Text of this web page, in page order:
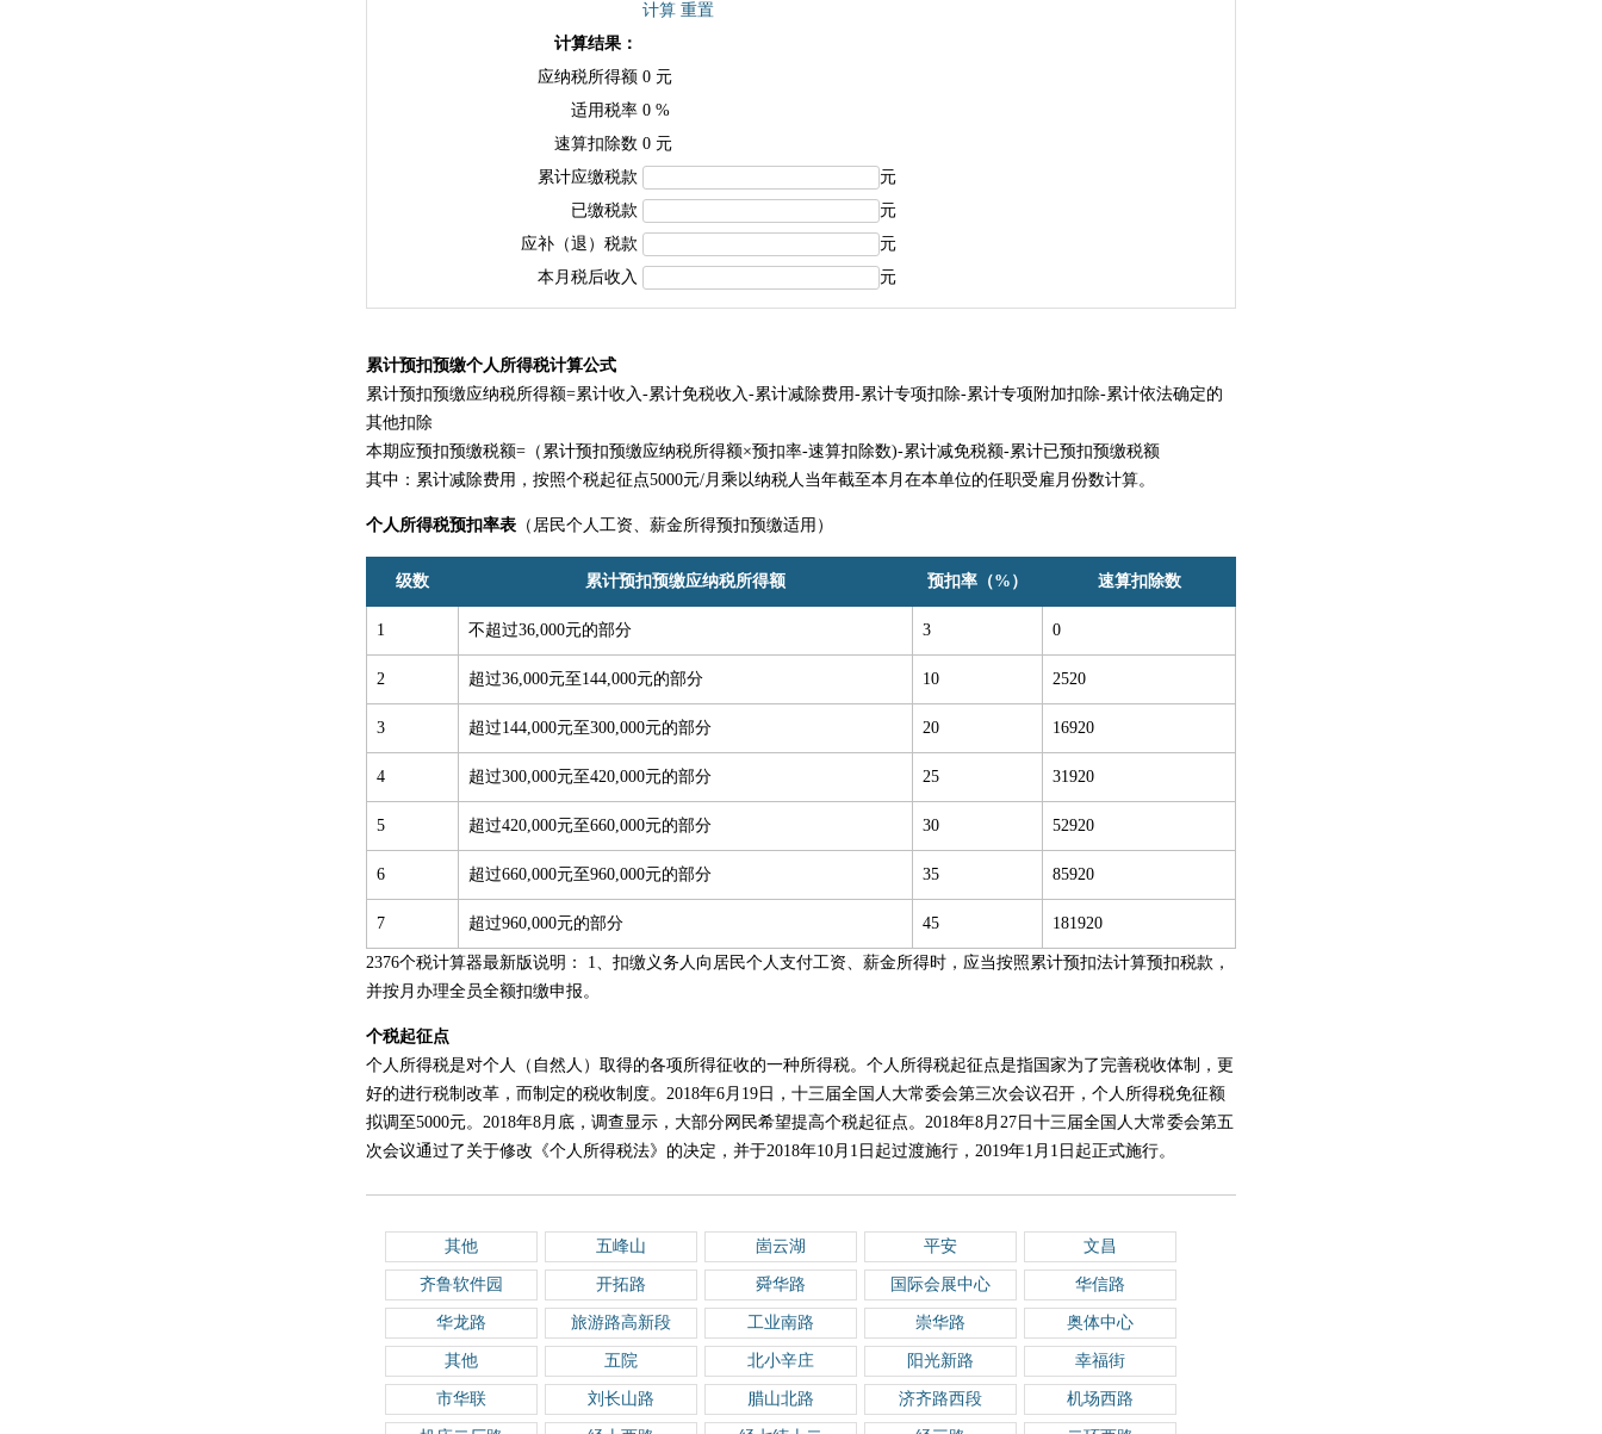
计算 重置
计算结果：
应纳税所得额 0 元
适用税率 0 %
速算扣除数 0 元
累计应缴税款
元
已缴税款
元
应补（退）税款
元
本月税后收入
元
累计预扣预缴个人所得税计算公式
累计预扣预缴应纳税所得额=累计收入-累计免税收入-累计减除费用-累计专项扣除-累计专项附加扣除-累计依法确定的
其他扣除
本期应预扣预缴税额=（累计预扣预缴应纳税所得额×预扣率-速算扣除数)-累计减免税额-累计已预扣预缴税额
其中：累计减除费用，按照个税起征点5000元/月乘以纳税人当年截至本月在本单位的任职受雇月份数计算。
个人所得税预扣率表 （居民个人工资、薪金所得预扣预缴适用）
级数 累计预扣预缴应纳税所得额 预扣率（%） 速算扣除数
1 不超过36,000元的部分 3 0
2 超过36,000元至144,000元的部分 10 2520
3 超过144,000元至300,000元的部分 20 16920
4 超过300,000元至420,000元的部分 25 31920
5 超过420,000元至660,000元的部分 30 52920
6 超过660,000元至960,000元的部分 35 85920
7 超过960,000元的部分 45 181920
2376个税计算器最新版说明： 1、扣缴义务人向居民个人支付工资、薪金所得时，应当按照累计预扣法计算预扣税款，
并按月办理全员全额扣缴申报。
个税起征点
个人所得税是对个人（自然人）取得的各项所得征收的一种所得税。个人所得税起征点是指国家为了完善税收体制，更
好的进行税制改革，而制定的税收制度。2018年6月19日，十三届全国人大常委会第三次会议召开，个人所得税免征额
拟调至5000元。2018年8月底，调查显示，大部分网民希望提高个税起征点。2018年8月27日十三届全国人大常委会第五
次会议通过了关于修改《个人所得税法》的决定，并于2018年10月1日起过渡施行，2019年1月1日起正式施行。
其他 五峰山 崮云湖 平安 文昌
齐鲁软件园 开拓路 舜华路 国际会展中心 华信路
华龙路 旅游路高新段 工业南路 崇华路 奥体中心
其他 五院 北小辛庄 阳光新路 幸福街
市华联 刘长山路 腊山北路 济齐路西段 机场西路